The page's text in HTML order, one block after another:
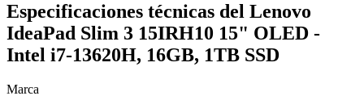
Especificaciones técnicas del Lenovo
IdeaPad Slim 3 15IRH10 15" OLED -
Intel i7-13620H, 16GB, 1TB SSD
Marca